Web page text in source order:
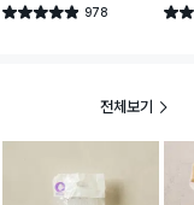
별점 4.9점 978
건 작성 별점
전체보기